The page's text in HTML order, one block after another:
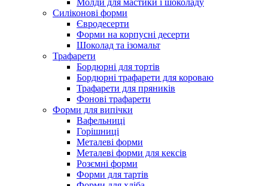
Силіконові форми
Євродесерти
Форми на корпусні десерти
Шоколад та ізомальт
Трафарети
Бордюрні для тортів
Бордюрні трафарети для короваю
Трафарети для пряників
Фонові трафарети
Форми для випічки
Вафельниці
Горішниці
Металеві форми
Металеві форми для кексів
Розємні форми
Форми для тартів